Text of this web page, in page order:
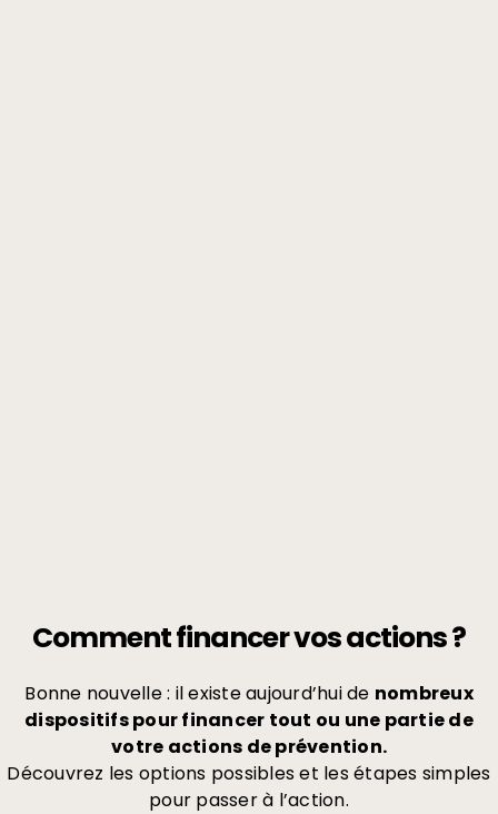
Comment financer vos actions ?
Bonne nouvelle : il existe aujourd’hui de nombreux
dispositifs pour financer tout ou une partie de
votre actions de prévention.
Découvrez les options possibles et les étapes simples
pour passer à l’action.